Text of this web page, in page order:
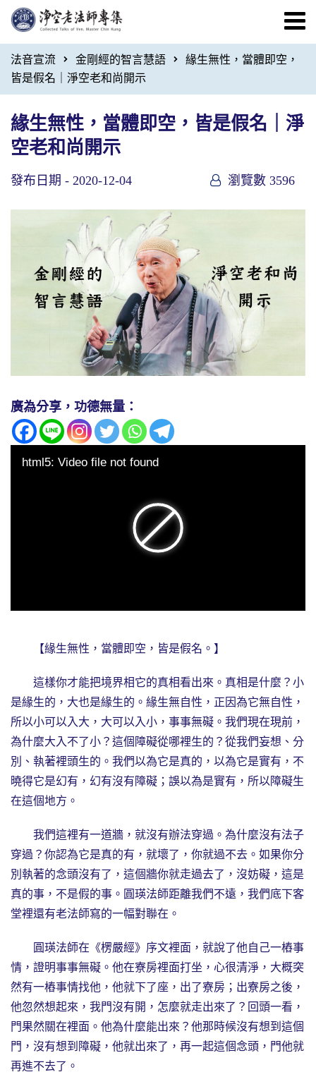
法音宣流 金剛經的智言慧語
緣生無性，當體即空，
皆是假名｜淨空老和尚開示
緣生無性，當體即空，皆是假名｜淨
空老和尚開示
發布日期 - 2020-12-04 瀏覽數 3596
廣為分享，功德無量：
html5: Video file not found
【緣生無性，當體即空，皆是假名。】
這樣你才能把境界相它的真相看出來。真相是什麼？小
是緣生的，大也是緣生的。緣生無自性，正因為它無自性，
所以小可以入大，大可以入小，事事無礙。我們現在現前，
為什麼大入不了小？這個障礙從哪裡生的？從我們妄想、分
別、執著裡頭生的。我們以為它是真的，以為它是實有，不
曉得它是幻有，幻有沒有障礙；誤以為是實有，所以障礙生
在這個地方。
我們這裡有一道牆，就沒有辦法穿過。為什麼沒有法子
穿過？你認為它是真的有，就壞了，你就過不去。如果你分
別執著的念頭沒有了，這個牆你就走過去了，沒妨礙，這是
真的事，不是假的事。圓瑛法師距離我們不遠，我們底下客
堂裡還有老法師寫的一幅對聯在。
圓瑛法師在《楞嚴經》序文裡面，就說了他自己一樁事
情，證明事事無礙。他在寮房裡面打坐，心很清淨，大概突
然有一樁事情找他，他就下了座，出了寮房；出寮房之後，
他忽然想起來，我門沒有開，怎麼就走出來了？回頭一看，
門果然關在裡面。他為什麼能出來？他那時候沒有想到這個
門，沒有想到障礙，他就出來了，再一起這個念頭，門他就
再進不去了。